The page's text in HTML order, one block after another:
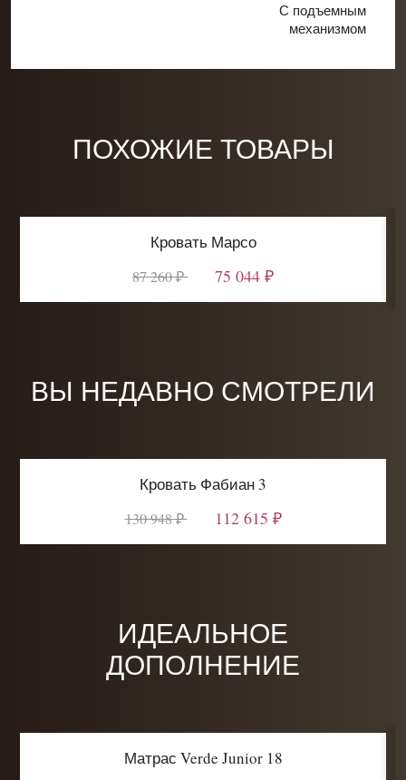
С подъемным
механизмом
ПОХОЖИЕ ТОВАРЫ
Кровать Марсо
87 260 ₽ 75 044 ₽
ВЫ НЕДАВНО СМОТРЕЛИ
Кровать Фабиан 3
130 948 ₽ 112 615 ₽
ИДЕАЛЬНОЕ
ДОПОЛНЕНИЕ
Матрас Verde Junior 18